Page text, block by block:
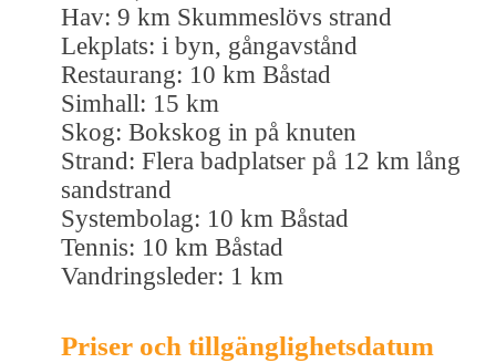
Hav: 9 km Skummeslövs strand
Lekplats: i byn, gångavstånd
Restaurang: 10 km Båstad
Simhall: 15 km
Skog: Bokskog in på knuten
Strand: Flera badplatser på 12 km lång
sandstrand
Systembolag: 10 km Båstad
Tennis: 10 km Båstad
Vandringsleder: 1 km
Priser och tillgänglighetsdatum